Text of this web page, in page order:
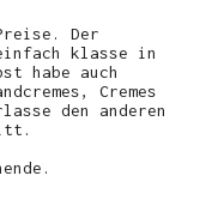
Der
klasse in
habe auch
Cremes
den anderen